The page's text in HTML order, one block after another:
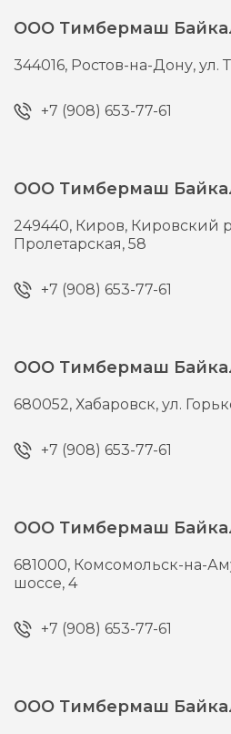
ООО Тимбермаш
344016, Ростов-на-Дону,ул.
+7 (908) 653-77-61
ООО Тимбермаш
249440, Киров, Кировский
Пролетарская, 58
+7 (908) 653-77-61
ООО Тимбермаш
680052,Хабаровск,ул.
+7 (908) 653-77-61
ООО Тимбермаш
681000, Комсомольск-на-
шоссе, 4
+7 (908) 653-77-61
ООО Тимбермаш